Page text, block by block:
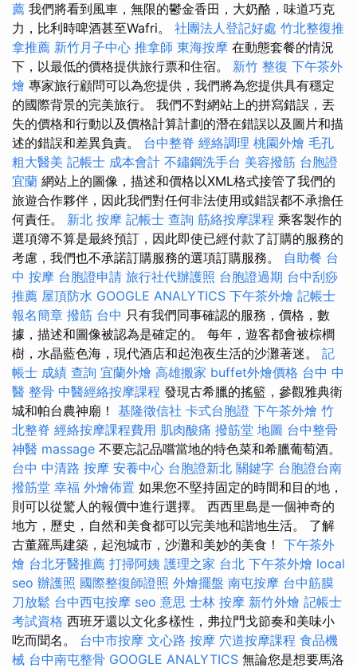
薦 我們將看到風車，無限的鬱金香田，大奶酪，味道巧克
力，比利時啤酒甚至Wafri。 社團法人登記好處 竹北整復推
拿推薦 新竹月子中心 推拿師 東海按摩 在動態套餐的情況
下，以最低的價格提供旅行票和住宿。 新竹 整復 下午茶外
燴 專家旅行顧問可以為您提供，我們將為您提供具有穩定
的國際背景的完美旅行。 我們不對網站上的拼寫錯誤，丟
失的價格和行動以及價格計算計劃的潛在錯誤以及圖片和描
述的錯誤和差異負責。 台中整脊 經絡調理 桃園外燴 毛孔
粗大醫美 記帳士 成本會計 不鏽鋼洗手台 美容撥筋 台胞證
宜蘭 網站上的圖像，描述和價格以XML格式接管了我們的
旅遊合作夥伴，因此我們對任何非法使用或錯誤都不承擔任
何責任。 新北 按摩 記帳士 查詢 筋絡按摩課程 乘客製作的
選項簿不算是最終預訂，因此即使已經付款了訂購的服務的
考慮，我們也不承諾訂購服務的選項訂購服務。 自助餐 台
中 按摩 台胞證申請 旅行社代辦護照 台胞證過期 台中刮痧
推薦 屋頂防水 GOOGLE ANALYTICS 下午茶外燴 記帳士
報名簡章 撥筋 台中 只有我們同事確認的服務，價格，數
據，描述和圖像被認為是確定的。 每年，遊客都會被棕櫚
樹，水晶藍色海，現代酒店和起泡夜生活的沙灘著迷。 記
帳士 成績 查詢 宜蘭外燴 高雄搬家 buffet外燴價格 台中 中
醫 整骨 中醫經絡按摩課程 發現古希臘的搖籃，參觀雅典衛
城和帕台農神廟！ 基隆徵信社 卡式台胞證 下午茶外燴 竹
北整脊 經絡按摩課程費用 肌肉酸痛 撥筋堂 地圖 台中整骨
神醫 massage 不要忘記品嚐當地的特色菜和希臘葡萄酒。
台中 中清路 按摩 安養中心 台胞證新北 關鍵字 台胞證台南
撥筋堂 幸福 外燴佈置 如果您不堅持固定的時間和目的地，
則可以從驚人的報價中進行選擇。 西西里島是一個神奇的
地方，歷史，自然和美食都可以完美地和諧地生活。 了解
古董羅馬建築，起泡城市，沙灘和美妙的美食！ 下午茶外
燴 台北牙醫推薦 打掃阿姨 護理之家 台北 下午茶外燴 local
seo 辦護照 國際整復師證照 外燴擺盤 南屯按摩 台中筋膜
刀放鬆 台中西屯按摩 seo 意思 士林 按摩 新竹外燴 記帳士
考試資格 西班牙還以文化多樣性，弗拉門戈節奏和美味小
吃而聞名。 台中市按摩 文心路 按摩 穴道按摩課程 食品機
械 台中南屯整骨 GOOGLE ANALYTICS 無論您是想要馬洛